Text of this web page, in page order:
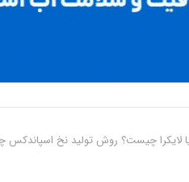
لایکرا چیست؟ روش تولید نخ اسپاندکس